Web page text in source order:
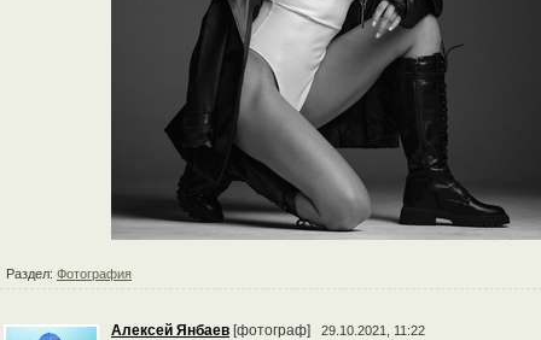
Раздел: Фотография
Алексей Янбаев [фотограф] 29.10.2021, 11:22